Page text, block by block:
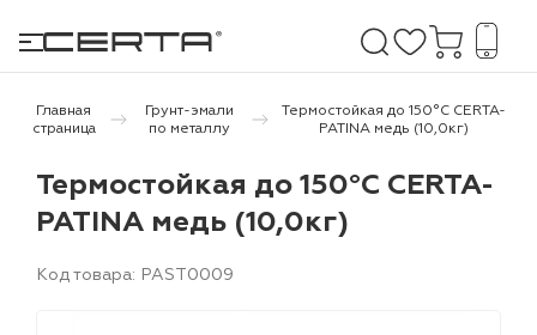
покрытия
и дачи
Главная
страница
Грунт-эмали
по металлу
Термостойкая до 150°С CERTA-
PATINA медь (10,0кг)
Термостойкая до 150°С CERTA-
PATINA медь (10,0кг)
Код товара: PAST0009